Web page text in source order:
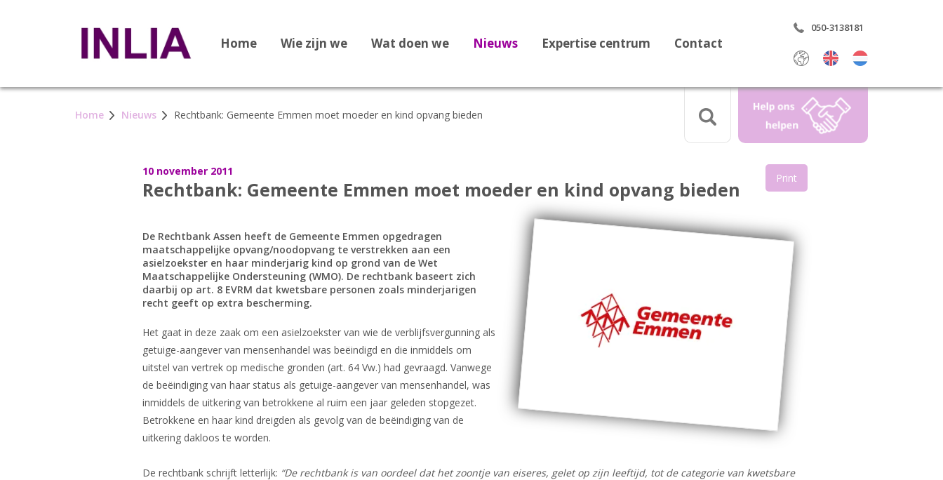
Home Wie zijn we Wat doen we Nieuws Expertise centrum
Dossier Bekeringen
Dossier Vreemdelingenbewaring
Dossier 1F Vluchtelingenverdrag
Dossier Leges
Dossier Afghanistan
Dossier Somalië
Nieuws
Contact
050-3138181
Select Language
Home Nieuws Rechtbank: Gemeente Emmen moet moeder en kind opvang bieden
10 november 2011
Rechtbank: Gemeente Emmen moet moeder en kind opvang bieden Print
De Rechtbank Assen heeft de Gemeente Emmen opgedragen
maatschappelijke opvang/noodopvang te verstrekken aan een
asielzoekster en haar minderjarig kind op grond van de Wet
Maatschappelijke Ondersteuning (WMO). De rechtbank baseert zich
daarbij op art. 8 EVRM dat kwetsbare personen zoals minderjarigen
recht geeft op extra bescherming.
Het gaat in deze zaak om een asielzoekster van wie de verblijfsvergunning als
getuige-aangever van mensenhandel was beëindigd en die inmiddels om
uitstel van vertrek op medische gronden (art. 64 Vw.) had gevraagd. Vanwege
de beëindiging van haar status als getuige-aangever van mensenhandel, was
inmiddels de uitkering van betrokkene al ruim een jaar geleden stopgezet.
Betrokkene en haar kind dreigden als gevolg van de beëindiging van de
uitkering dakloos te worden.
De rechtbank schrijft letterlijk: “De rechtbank is van oordeel dat het zoontje van eiseres, gelet op zijn leeftijd, tot de categorie van kwetsbare